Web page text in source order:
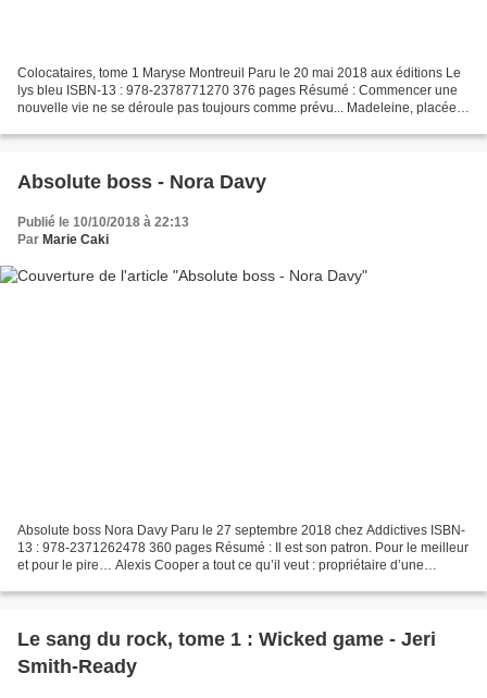
Colocataires, tome 1 Maryse Montreuil Paru le 20 mai 2018 aux éditions Le
lys bleu ISBN-13 : 978-2378771270 376 pages Résumé : Commencer une
nouvelle vie ne se déroule pas toujours comme prévu... Madeleine, placée
Absolute boss - Nora Davy
Publié le 10/10/2018 à 22:13
Par Marie Caki
Absolute boss Nora Davy Paru le 27 septembre 2018 chez Addictives ISBN-
13 : 978-2371262478 360 pages Résumé : Il est son patron. Pour le meilleur
et pour le pire… Alexis Cooper a tout ce qu’il veut : propriétaire d’une
Le sang du rock, tome 1 : Wicked game - Jeri
Smith-Ready